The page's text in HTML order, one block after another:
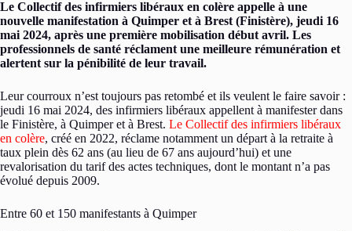
Le Collectif des infirmiers libéraux en colère appelle à une
nouvelle manifestation à Quimper et à Brest (Finistère), jeudi 16
mai 2024, après une première mobilisation début avril. Les
professionnels de santé réclament une meilleure rémunération et
alertent sur la pénibilité de leur travail.
Leur courroux n’est toujours pas retombé et ils veulent le faire savoir :
jeudi 16 mai 2024, des infirmiers libéraux appellent à manifester dans
le Finistère, à Quimper et à Brest. Le Collectif des infirmiers libéraux
en colère, créé en 2022, réclame notamment un départ à la retraite à
taux plein dès 62 ans (au lieu de 67 ans aujourd’hui) et une
revalorisation du tarif des actes techniques, dont le montant n’a pas
évolué depuis 2009.
Entre 60 et 150 manifestants à Quimper